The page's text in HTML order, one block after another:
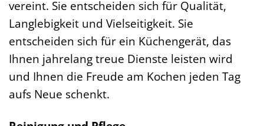
vereint. Sie entscheiden sich für Qualität,
Langlebigkeit und Vielseitigkeit. Sie
entscheiden sich für ein Küchengerät, das
Ihnen jahrelang treue Dienste leisten wird
und Ihnen die Freude am Kochen jeden Tag
aufs Neue schenkt.